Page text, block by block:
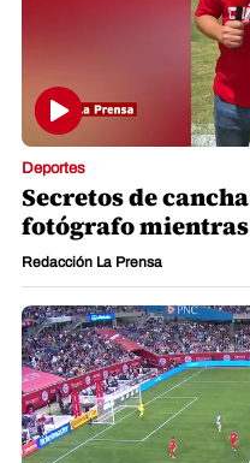
Deportes
Secretos de
fotógrafo
Redacción La Prensa